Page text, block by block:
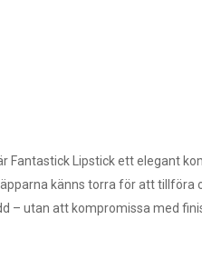
Fantastick Lipstick ett elegant
känns torra för att tillföra
– utan att kompromissa med